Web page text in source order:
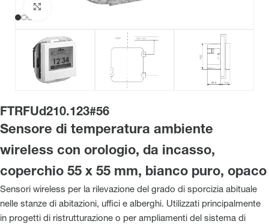
FTRFUd210.123#56
Sensore di temperatura ambiente
wireless con orologio, da incasso,
coperchio 55 x 55 mm, bianco puro, opaco
Sensori wireless per la rilevazione del grado di sporcizia abituale
nelle stanze di abitazioni, uffici e alberghi. Utilizzati principalmente
in progetti di ristrutturazione o per ampliamenti del sistema di
Clicca per ingrandire